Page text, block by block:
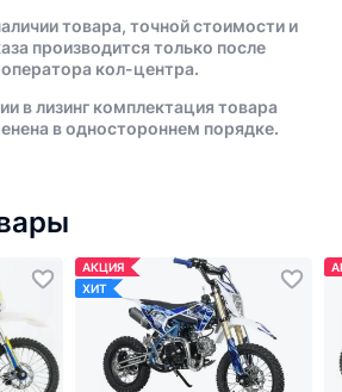
товара, точной стоимости и
производится только после
кол-центра.
в лизинг комплектация товара
в одностороннем порядке.
АКЦИЯ
ХИТ